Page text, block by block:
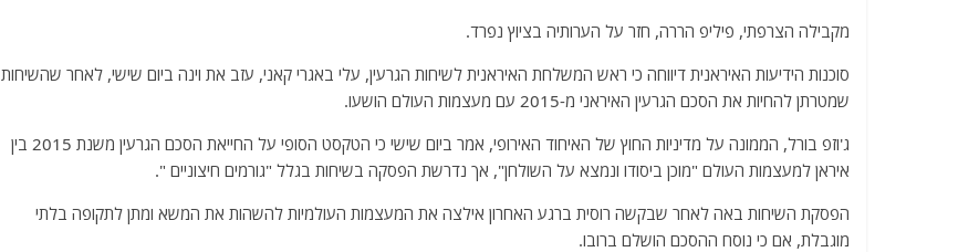
מקבילה הצרפתי, פיליפ הררה, חזר על הערותיה בציוץ נפרד.
סוכנות הידיעות האיראנית דיווחה כי ראש המשלחת האיראנית לשיחות הגרעין, עלי באגרי קאני, עזב את וינה ביום שישי, לאחר שהשיחות
שמטרתן להחיות את הסכם הגרעין האיראני מ-2015 עם מעצמות העולם הושעו.
ג'וזפ בורל, הממונה על מדיניות החוץ של האיחוד האירופי, אמר ביום שישי כי הטקסט הסופי על החייאת הסכם הגרעין משנת 2015 בין
איראן למעצמות העולם "מוכן ביסודו ונמצא על השולחן", אך נדרשת הפסקה בשיחות בגלל "גורמים חיצוניים ".
הפסקת השיחות באה לאחר שבקשה רוסית ברגע האחרון אילצה את המעצמות העולמיות להשהות את המשא ומתן לתקופה בלתי
מוגבלת, אם כי נוסח ההסכם הושלם ברובו.